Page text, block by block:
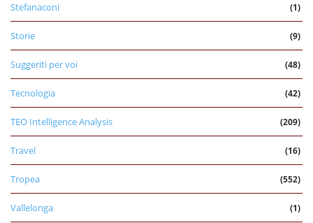
Stefanaconi (1)
Storie (9)
Suggeriti per voi (48)
Tecnologia (42)
TEO Intelligence Analysis (209)
Travel (16)
Tropea (552)
Vallelonga (1)